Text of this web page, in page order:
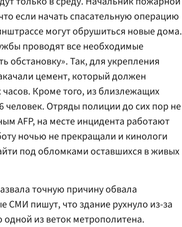
если начать спасательную операцию
могут обрушиться новые дома.
проводят все необходимые
обстановку». Так, для укрепления
цемент, который должен
Кроме того, из близлежащих
человек. Отряды полиции до сих пор не
AFP, на месте инцидента работают
ночью не прекращали и кинологи
под обломками оставшихся в живых
точную причину обвала
СМИ пишут, что здание рухнуло из-за
из веток метрополитена.